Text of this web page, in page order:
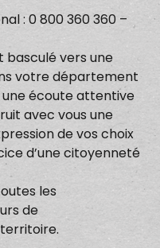
: 0 800 360 360 –
basculé vers une
votre département
écoute attentive
avec vous une
de vos choix
d’une citoyenneté
les
de